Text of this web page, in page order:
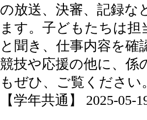
の放送、決審、記録な
ます。子どもたちは
と聞き、仕事内容を
競技や応援の他に、係
もぜひ、ご覧ください
【学年共通】 2025-05-